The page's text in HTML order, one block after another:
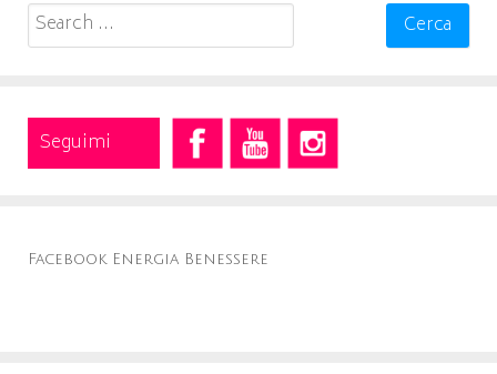
Search
for:
Seguimi
Facebook Energia Benessere